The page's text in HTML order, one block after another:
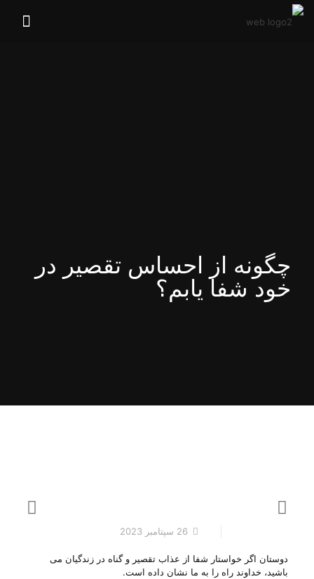
چگونه از احساس تقصیر در
خود شفا یابم؟
26 سپتامبر 2023
دوستان اگر خواستار شفا از عذاب تقصیر و گناه در زندگیان می‌
باشید‌، خداوند راه را به ما نشان داده است.